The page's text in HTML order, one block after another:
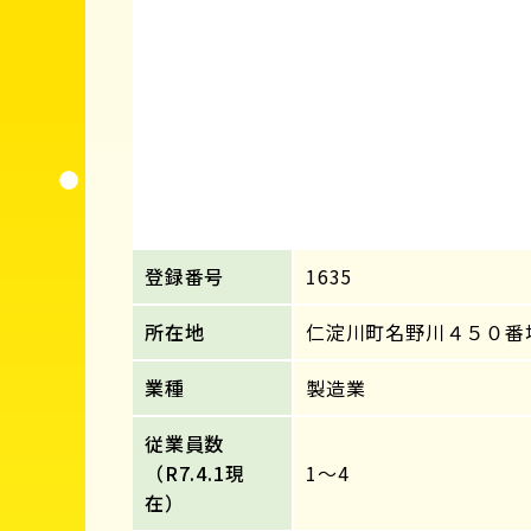
登録番号
1635
所在地
仁淀川町名野川４５０番
業種
製造業
従業員数
（R7.4.1現
在）
1～4